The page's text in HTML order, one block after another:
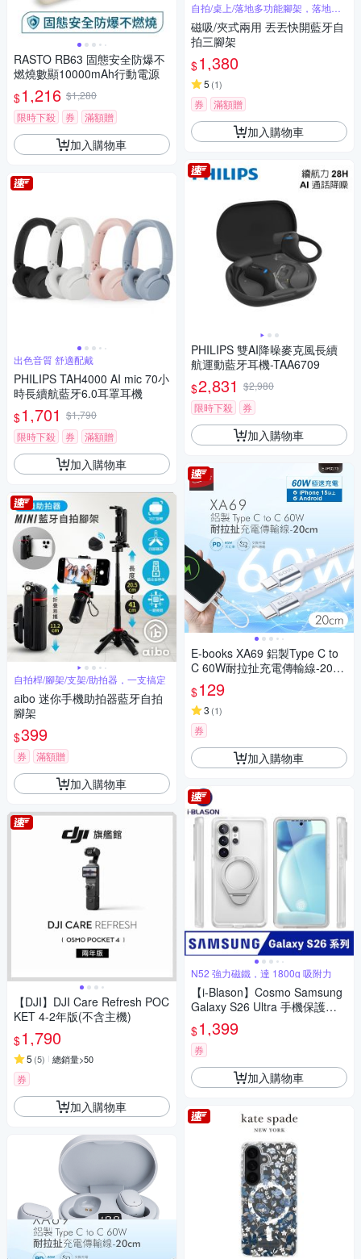
RASTO RB63 固態安全防爆不
燃燒數顯10000mAh行動電源
$1,216 $1,280
限時下殺
券 滿額贈
加入購物車
出色音質 舒適配戴
PHILIPS TAH4000 AI mic 70小
時長續航藍牙6.0耳罩耳機
$1,701 $1,790
限時下殺
券 滿額贈
加入購物車
自拍桿/腳架/支架/助拍器，一支搞定
aibo 迷你手機助拍器藍牙自拍
腳架
$399
券 滿額贈
加入購物車
【DJI】DJI Care Refresh POC
KET 4-2年版(不含主機)
$1,790
5 (5) 總銷量>50
券
加入購物車
自拍/桌上/落地多功能腳架，落地瞬
開
磁吸/夾式兩用 丟丟快開藍牙自
拍三腳架
$1,380
5 (1)
券 滿額贈
加入購物車
PHILIPS 雙AI降噪麥克風長續
航運動藍牙耳機-TAA6709
$2,831 $2,980
限時下殺
券
加入購物車
E-books XA69 鋁製Type C to
C 60W耐拉扯充電傳輸線-20c
m
$129
3 (1)
券
加入購物車
N52 強力磁鐵，達 1800g 吸附力
【i-Blason】Cosmo Samsung
Galaxy S26 Ultra 手機保護殼
｜韓國手機殼 無線充
$1,399
券
加入購物車